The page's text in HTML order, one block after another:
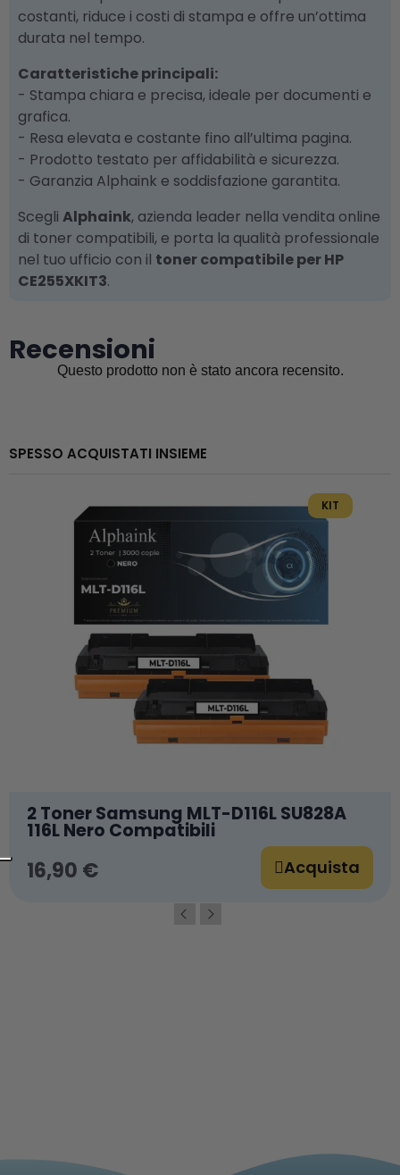
costanti, riduce i costi di stampa e offre un’ottima
durata nel tempo.
Caratteristiche principali:
- Stampa chiara e precisa, ideale per documenti e
grafica.
- Resa elevata e costante fino all’ultima pagina.
- Prodotto testato per affidabilità e sicurezza.
- Garanzia Alphaink e soddisfazione garantita.
Scegli Alphaink, azienda leader nella vendita online
di toner compatibili, e porta la qualità professionale
nel tuo ufficio con il toner compatibile per HP
CE255XKIT3.
Recensioni
SPESSO ACQUISTATI INSIEME
KIT
2 Toner Samsung MLT-D116L SU828A
116L Nero Compatibili
16,90 € Acquista